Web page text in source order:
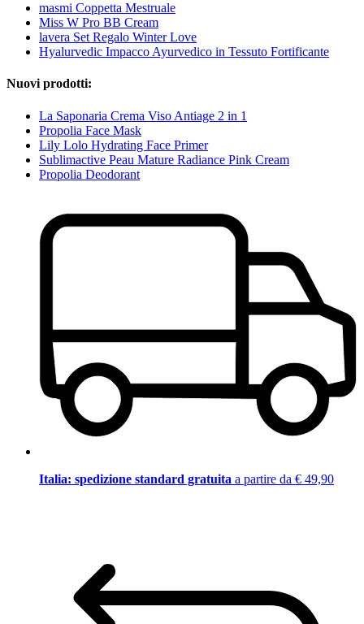
masmi Coppetta Mestruale
Miss W Pro BB Cream
lavera Set Regalo Winter Love
Hyalurvedic Impacco Ayurvedico in Tessuto Fortificante
Nuovi prodotti:
La Saponaria Crema Viso Antiage 2 in 1
Propolia Face Mask
Lily Lolo Hydrating Face Primer
Sublimactive Peau Mature Radiance Pink Cream
Propolia Deodorant
Italia: spedizione standard gratuita a partire da € 49,90